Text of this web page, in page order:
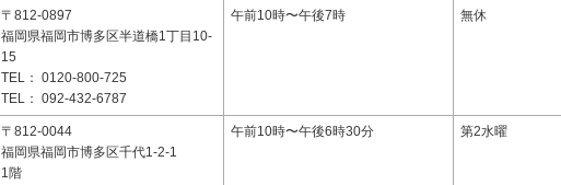
〒812-0897
福岡県福岡市博多区半道橋1丁目10-
15
TEL： 0120-800-725
TEL： 092-432-6787
午前10時〜午後7時 無休
〒812-0044
福岡県福岡市博多区千代1-2-1
1階
午前10時〜午後6時30分 第2水曜